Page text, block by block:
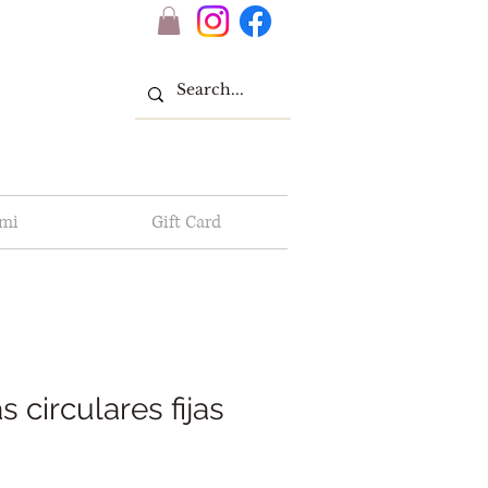
Gift Card
circulares fijas